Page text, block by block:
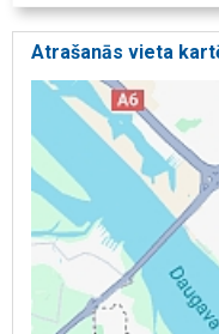
matrači, mīksti matrači
eko matrači, eco matrači,
Atrašanās vieta